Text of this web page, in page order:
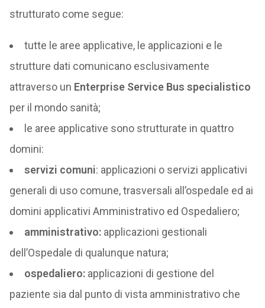
strutturato come segue:
tutte le aree applicative, le applicazioni e le
strutture dati comunicano esclusivamente
attraverso un Enterprise Service Bus specialistico
per il mondo sanità;
le aree applicative sono strutturate in quattro
domini:
servizi comuni: applicazioni o servizi applicativi
generali di uso comune, trasversali all’ospedale ed ai
domini applicativi Amministrativo ed Ospedaliero;
amministrativo:applicazioni gestionali
dell’Ospedale di qualunque natura;
ospedaliero:applicazioni di gestione del
paziente sia dal punto di vista amministrativo che